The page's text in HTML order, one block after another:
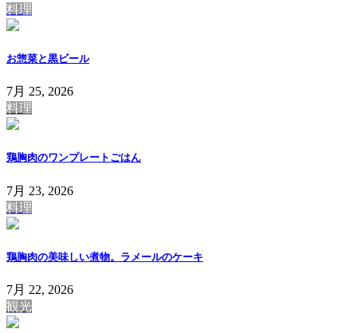
料理
お惣菜と黒ビール
7月 25, 2026
料理
鶏胸肉のワンプレートごはん
7月 23, 2026
料理
鶏胸肉の美味しい煮物。ラメールのケーキ
7月 22, 2026
観光